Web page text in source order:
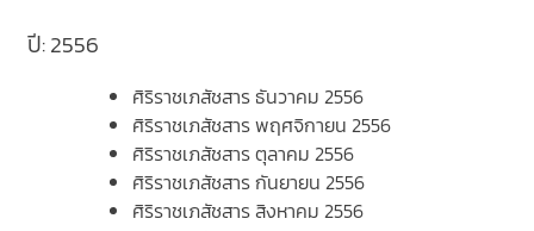
ปี: 2556
ศิริราชเภสัชสาร ธันวาคม 2556
ศิริราชเภสัชสาร พฤศจิกายน 2556
ศิริราชเภสัชสาร ตุลาคม 2556
ศิริราชเภสัชสาร กันยายน 2556
ศิริราชเภสัชสาร สิงหาคม 2556